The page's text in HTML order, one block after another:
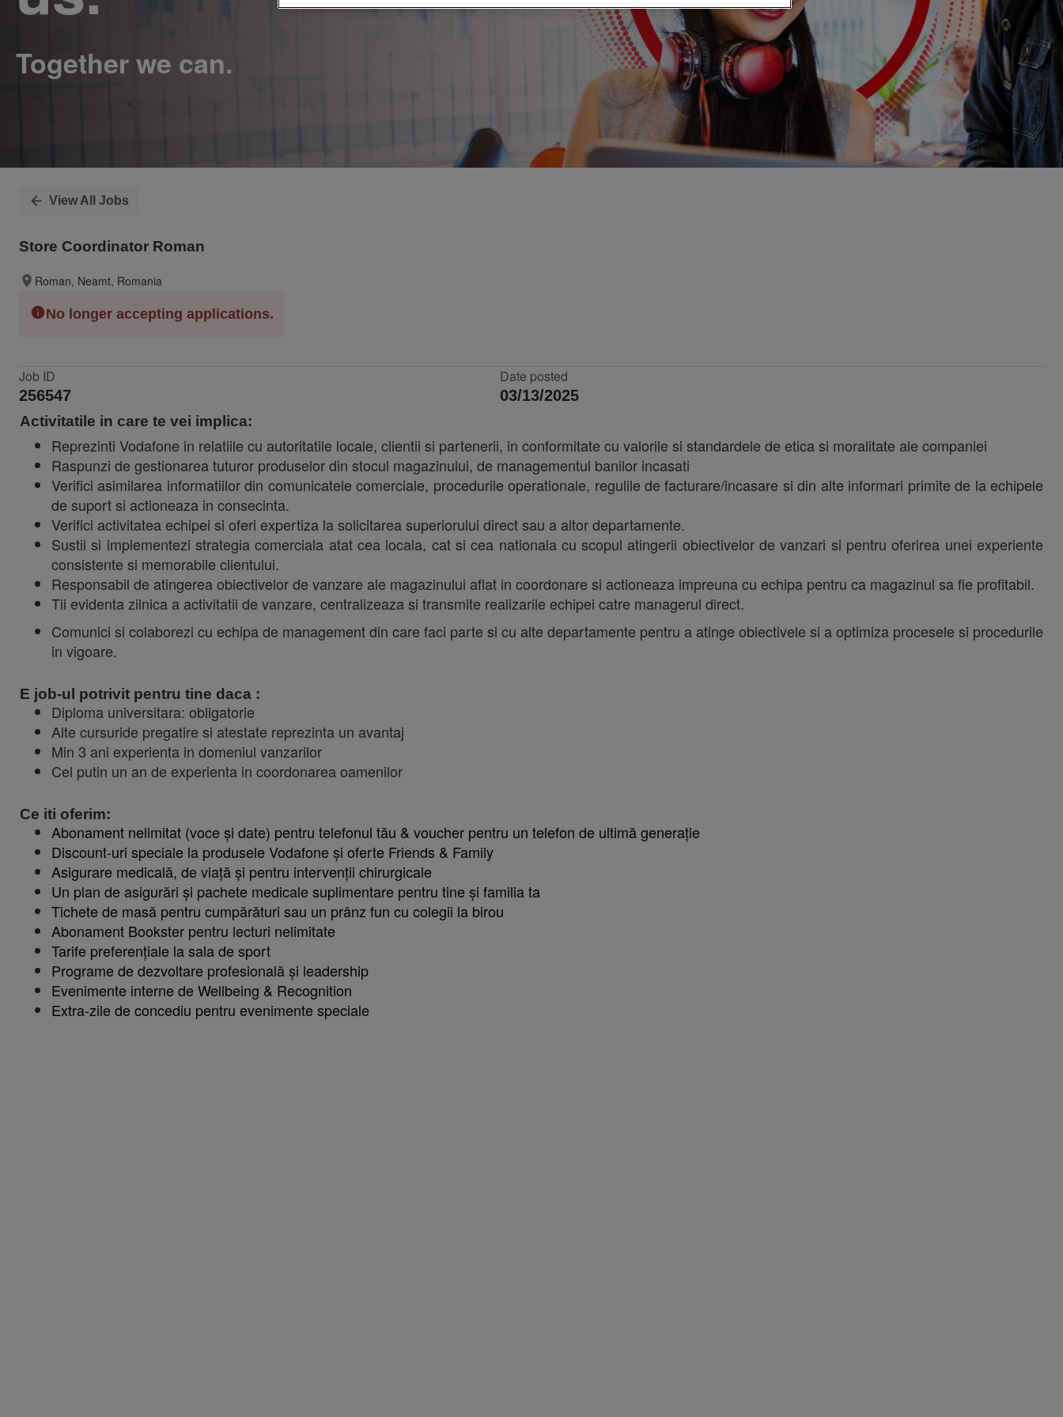
View All Jobs
Store Coordinator Roman
Roman, Neamt, Romania
No longer accepting applications.
Job ID
256547
Date posted
03/13/2025
Activitatile in care te vei implica:
Reprezinti Vodafone in relatiile cu autoritatile locale, clientii si partenerii, in conformitate cu valorile si standardele de etica si moralitate ale companiei
Raspunzi de gestionarea tuturor produselor din stocul magazinului, de managementul banilor incasati
Verifici asimilarea informatiilor din comunicatele comerciale, procedurile operationale, regulile de facturare/incasare si din alte informari primite de la echipele
de suport si actioneaza in consecinta.
Verifici activitatea echipei si oferi expertiza la solicitarea superiorului direct sau a altor departamente.
Sustii si implementezi strategia comerciala atat cea locala, cat si cea nationala cu scopul atingerii obiectivelor de vanzari si pentru oferirea unei experiente
consistente si memorabile clientului.
Responsabil de atingerea obiectivelor de vanzare ale magazinului aflat in coordonare si actioneaza impreuna cu echipa pentru ca magazinul sa fie profitabil.
Tii evidenta zilnica a activitatii de vanzare, centralizeaza si transmite realizarile echipei catre managerul direct.
Comunici si colaborezi cu echipa de management din care faci parte si cu alte departamente pentru a atinge obiectivele si a optimiza procesele si procedurile
in vigoare.
E job-ul potrivit pentru tine daca :
Diploma universitara: obligatorie
Alte cursuride pregatire si atestate reprezinta un avantaj
Min 3 ani experienta in domeniul vanzarilor
Cel putin un an de experienta in coordonarea oamenilor
Ce iti oferim:
Abonament nelimitat (voce și date) pentru telefonul tău & voucher pentru un telefon de ultimă generație
Discount-uri speciale la produsele Vodafone și oferte Friends & Family
Asigurare medicală, de viață și pentru intervenții chirurgicale
Un plan de asigurări și pachete medicale suplimentare pentru tine și familia ta
Tichete de masă pentru cumpărături sau un prânz fun cu colegii la birou
Abonament Bookster pentru lecturi nelimitate
Tarife preferențiale la sala de sport
Programe de dezvoltare profesională și leadership
Evenimente interne de Wellbeing & Recognition
Extra-zile de concediu pentru evenimente speciale